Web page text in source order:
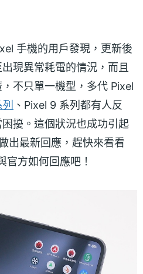
手機的用戶發現，更新後
現異常耗電的情況，而且
不只單一機型，多代 Pixel
、Pixel 9 系列都有人反
擾。這個狀況也成功引起
出最新回應，趕快來看看
官方如何回應吧！